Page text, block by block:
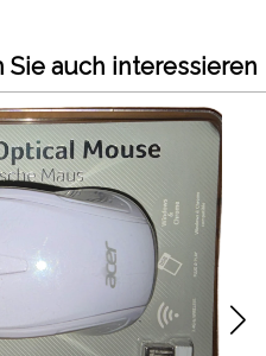
auch interessieren